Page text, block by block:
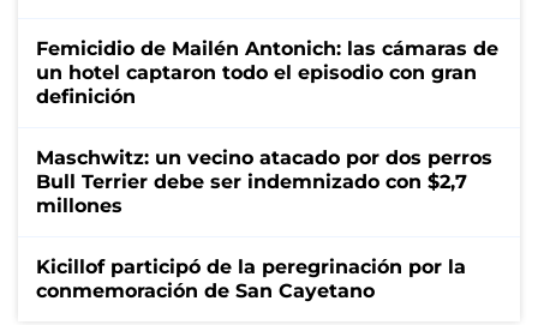
Femicidio de Mailén Antonich: las cámaras de
un hotel captaron todo el episodio con gran
definición
Maschwitz: un vecino atacado por dos perros
Bull Terrier debe ser indemnizado con $2,7
millones
Kicillof participó de la peregrinación por la
conmemoración de San Cayetano